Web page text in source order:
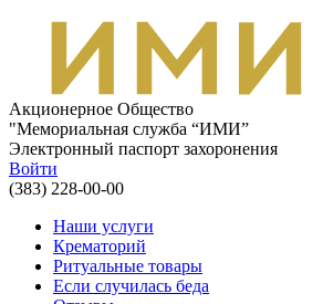
Акционерное Общество
"Мемориальная служба “ИМИ”
Электронный паспорт захоронения
Войти
(383) 228-00-00
Наши услуги
Крематорий
Ритуальные товары
Если случилась беда